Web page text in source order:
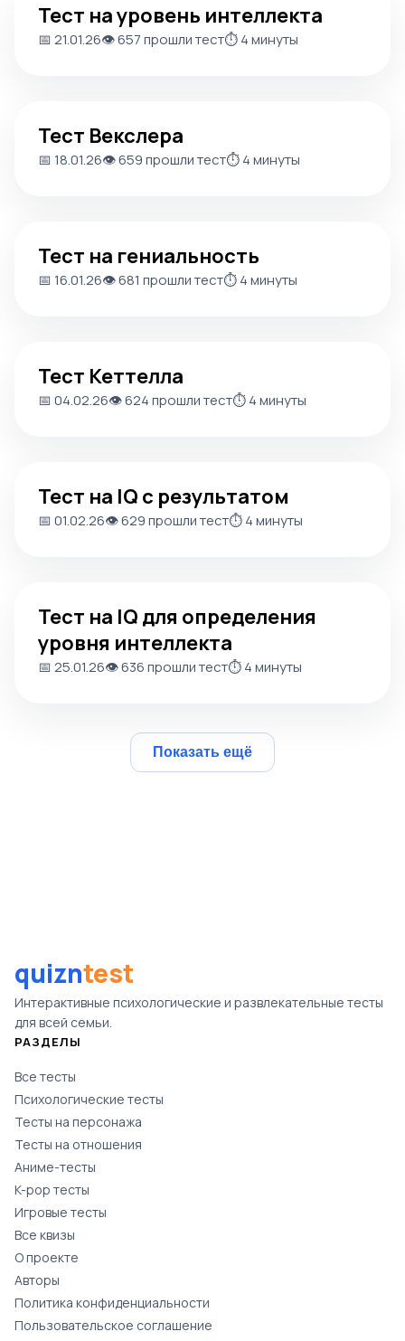
Тест на уровень интеллекта
📅 21.01.26👁️ 657 прошли тест⏱️ 4 минуты
Тест Векслера
📅 18.01.26👁️ 659 прошли тест⏱️ 4 минуты
Тест на гениальность
📅 16.01.26👁️ 681 прошли тест⏱️ 4 минуты
Тест Кеттелла
📅 04.02.26👁️ 624 прошли тест⏱️ 4 минуты
Тест на IQ с результатом
📅 01.02.26👁️ 629 прошли тест⏱️ 4 минуты
Тест на IQ для определения
уровня интеллекта
📅 25.01.26👁️ 636 прошли тест⏱️ 4 минуты
Показать ещё
quizntest
Интерактивные психологические и развлекательные тесты
для всей семьи.
РАЗДЕЛЫ
Все тесты
Психологические тесты
Тесты на персонажа
Тесты на отношения
Аниме-тесты
K-pop тесты
Игровые тесты
Все квизы
О проекте
Авторы
Политика конфиденциальности
Пользовательское соглашение